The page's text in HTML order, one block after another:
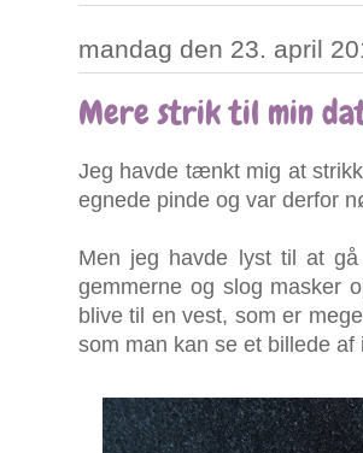
mandag den 23. april
Mere strik til min
Jeg havde tænkt mig at
egnede pinde og var derfor
Men jeg havde lyst til at
gemmerne og slog masker
blive til en vest, som er
som man kan se et billede af i